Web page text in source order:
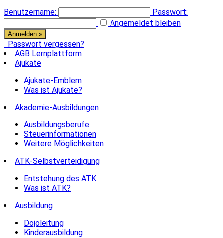
Benutzername:
Passwort:
Angemeldet bleiben
Passwort vergessen?
AGB Lernplattform
Ajukate
Ajukate-Emblem
Was ist Ajukate?
Akademie-Ausbildungen
Ausbildungsberufe
Steuerinformationen
Weitere Möglichkeiten
ATK-Selbstverteidigung
Entstehung des ATK
Was ist ATK?
Ausbildung
Dojoleitung
Kinderausbildung